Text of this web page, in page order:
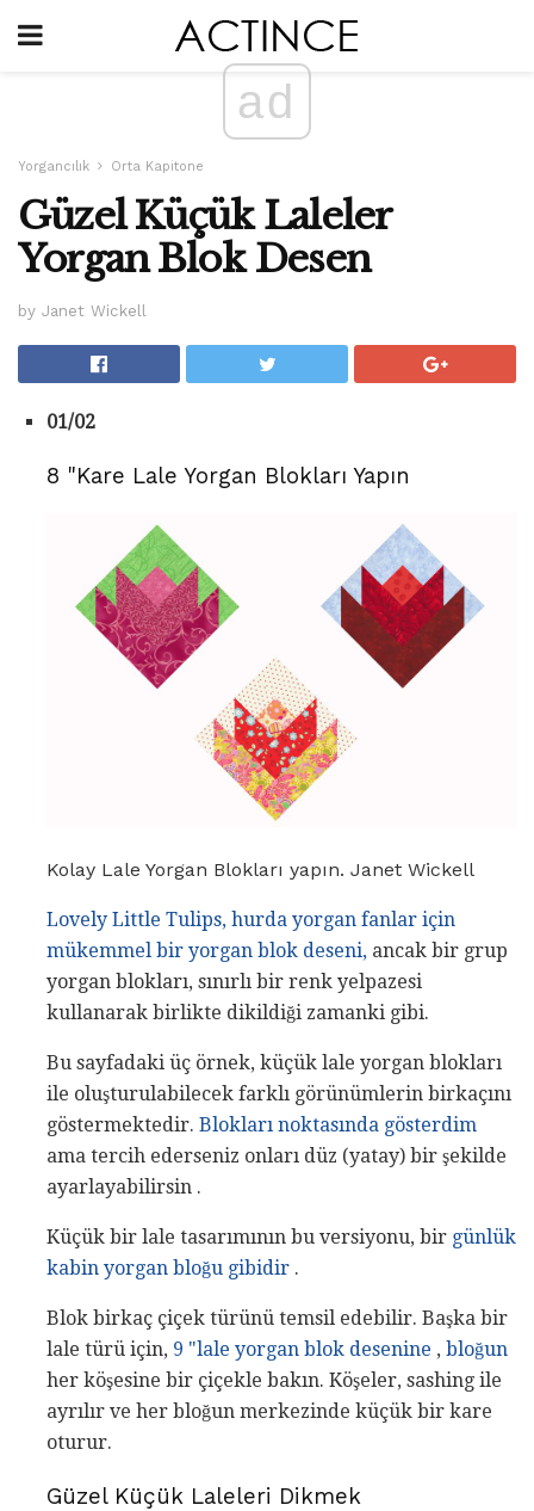
ad
Yorgancılık Orta Kapitone
Güzel Küçük Laleler
Yorgan Blok Desen
by Janet Wickell
01/02
8 "Kare Lale Yorgan Blokları Yapın
Kolay Lale Yorgan Blokları yapın. Janet Wickell
Lovely Little Tulips, hurda yorgan fanlar için
mükemmel bir yorgan blok deseni, ancak bir grup
yorgan blokları, sınırlı bir renk yelpazesi
kullanarak birlikte dikildiği zamanki gibi.
Bu sayfadaki üç örnek, küçük lale yorgan blokları
ile oluşturulabilecek farklı görünümlerin birkaçını
göstermektedir. Blokları noktasında gösterdim
ama tercih ederseniz onları düz (yatay) bir şekilde
ayarlayabilirsin .
Küçük bir lale tasarımının bu versiyonu, bir günlük
kabin yorgan bloğu gibidir .
Blok birkaç çiçek türünü temsil edebilir. Başka bir
lale türü için, 9 "lale yorgan blok desenine , bloğun
her köşesine bir çiçekle bakın. Köşeler, sashing ile
ayrılır ve her bloğun merkezinde küçük bir kare
oturur.
Güzel Küçük Laleleri Dikmek